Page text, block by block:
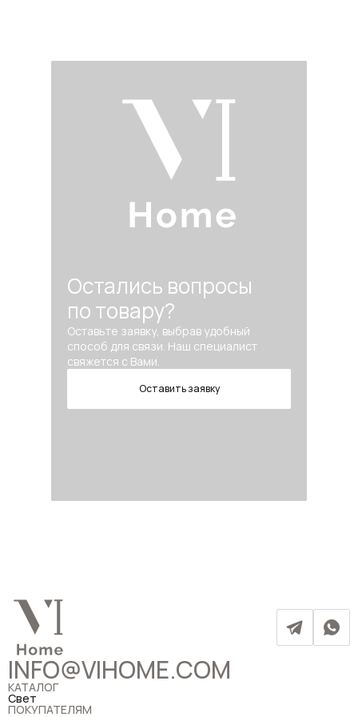
Остались вопросы
по товару?
Оставьте заявку, выбрав удобный
способ для связи. Наш специалист
свяжется с Вами.
Оставить заявку
INFO@VIHOME.COM
КАТАЛОГ
Свет
ПОКУПАТЕЛЯМ